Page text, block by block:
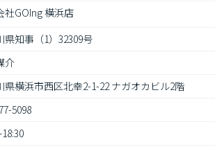
社GOIng 横浜店
県知事（1）32309号
介
県横浜市西区北幸2-1-22 ナガオカビル2階
5098